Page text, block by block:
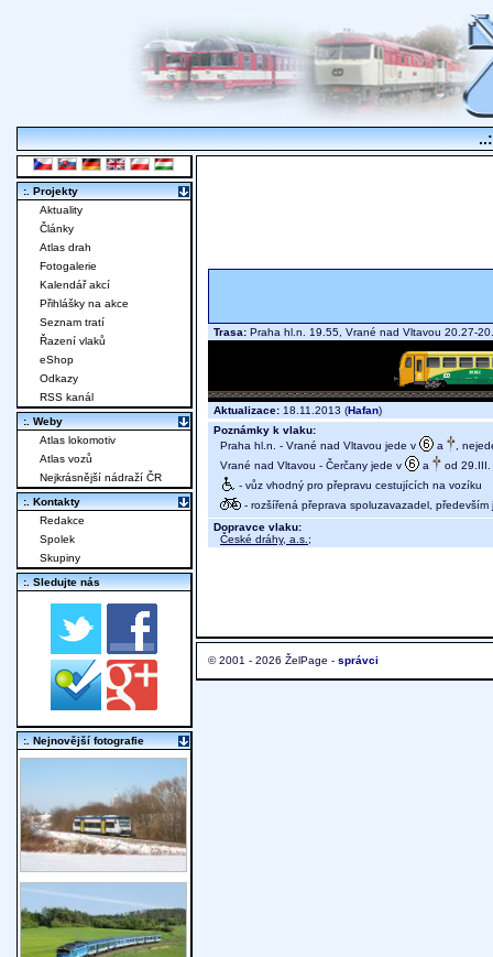
Trasa: Praha hl.n. 19.55, Vrané nad Vltavou 20.27-
Aktualizace: 18.11.2013 (Hafan)
Poznámky k vlaku:
Praha hl.n. - Vrané nad Vltavou jede v
a
,
Vrané nad Vltavou - Čerčany jede v
a
od
- vůz vhodný pro přepravu cestujících na vozíku
- rozšířená přeprava spoluzavazadel, především
Dopravce vlaku:
České dráhy, a.s. ;
© 2001 - 2026 ŽelPage - správci
:. Projekty
Aktuality
Články
Atlas drah
Fotogalerie
Kalendář akcí
Přihlášky na akce
Seznam tratí
Řazení vlaků
eShop
Odkazy
RSS kanál
:. Weby
Atlas lokomotiv
Atlas vozů
Nejkrásnější nádraží ČR
:. Kontakty
Redakce
Spolek
Skupiny
:. Sledujte nás
:. Nejnovější fotografie